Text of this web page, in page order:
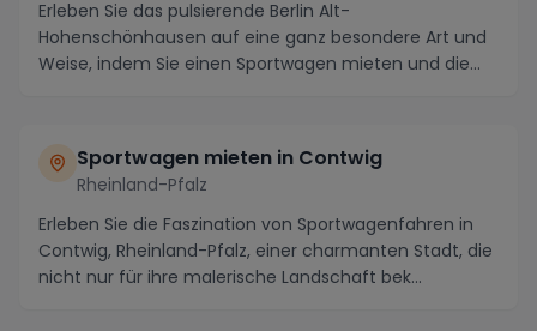
Erleben Sie das pulsierende Berlin Alt-
Hohenschönhausen auf eine ganz besondere Art und
Weise, indem Sie einen Sportwagen mieten und die
Sportwagen mieten in Contwig
Rheinland-Pfalz
Erleben Sie die Faszination von Sportwagenfahren in
Contwig, Rheinland-Pfalz, einer charmanten Stadt, die
nicht nur für ihre malerische Landschaft bek...